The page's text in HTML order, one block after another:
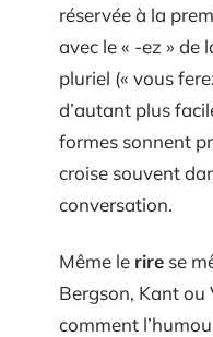
réservée à la
avec le « -ez » de
pluriel (« vous
d’autant plus
formes sonnent
croise souvent
conversation.
Même le rire se
Bergson, Kant
comment